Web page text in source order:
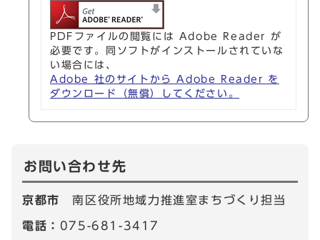
PDFファイルの閲覧には Adobe Reader が
必要です。同ソフトがインストールされていな
い場合には、
Adobe 社のサイトから Adobe Reader を
ダウンロード（無償）してください。
お問い合わせ先
京都市南区役所地域力推進室まちづくり担当
電話： 075-681-3417